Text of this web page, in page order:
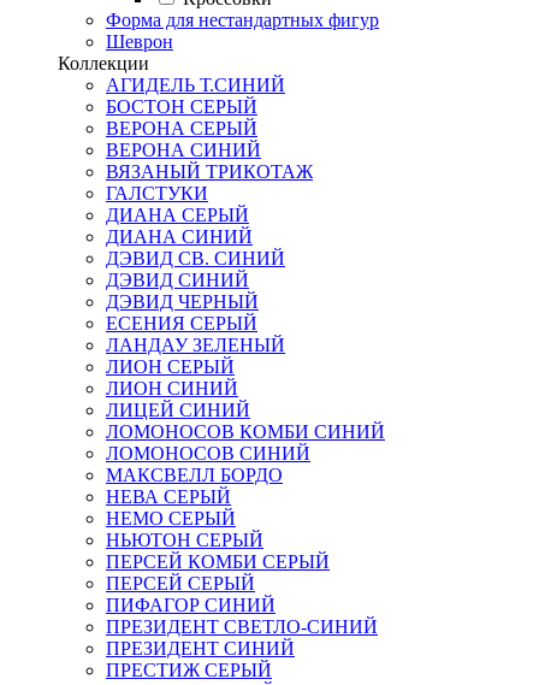
Форма для нестандартных фигур
Шеврон
Коллекции
АГИДЕЛЬ Т.СИНИЙ
БОСТОН СЕРЫЙ
ВЕРОНА СЕРЫЙ
ВЕРОНА СИНИЙ
ВЯЗАНЫЙ ТРИКОТАЖ
ГАЛСТУКИ
ДИАНА СЕРЫЙ
ДИАНА СИНИЙ
ДЭВИД СВ. СИНИЙ
ДЭВИД СИНИЙ
ДЭВИД ЧЕРНЫЙ
ЕСЕНИЯ СЕРЫЙ
ЛАНДАУ ЗЕЛЕНЫЙ
ЛИОН СЕРЫЙ
ЛИОН СИНИЙ
ЛИЦЕЙ СИНИЙ
ЛОМОНОСОВ КОМБИ СИНИЙ
ЛОМОНОСОВ СИНИЙ
МАКСВЕЛЛ БОРДО
НЕВА СЕРЫЙ
НЕМО СЕРЫЙ
НЬЮТОН СЕРЫЙ
ПЕРСЕЙ КОМБИ СЕРЫЙ
ПЕРСЕЙ СЕРЫЙ
ПИФАГОР СИНИЙ
ПРЕЗИДЕНТ СВЕТЛО-СИНИЙ
ПРЕЗИДЕНТ СИНИЙ
ПРЕСТИЖ СЕРЫЙ